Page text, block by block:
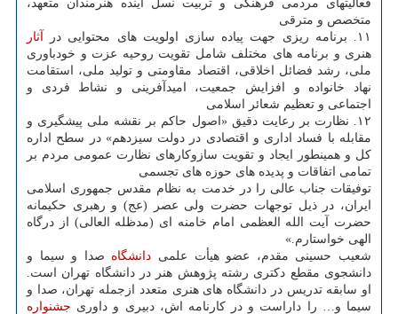
فعالیتهای مردمی فرهنگی و تربیت نسل آینده هنرمندان متعهد،
متخصص و مترقی
۱۱. برنامه ریزی جهت پیاده سازی اولویت های محتوایی در
آثار
هنری و برنامه های مختلف شامل تقویت روحیه عزت و خودباوری
ملی، رشد فضائل اخلاقی، اقتصاد مقاومتی و تولید ملی، استقامت
نهاد خانواده و افزایش جمعیت، امیدآفرینی و نشاط فردی و
اجتماعی و تعظیم شعائر اسلامی
۱۲. نظارت بر رعایت دقیق «اصول حاکم بر نقشه ملی پیشگیری و
مقابله با فساد اداری و اقتصادی در دولت سیزدهم» در سطح اداره
کل و همینطور ایجاد و تقویت سازوکارهای نظارت عمومی مردم بر
تمامی اتفاقات و پدیده های حوزه های تجسمی
توفیقات جناب عالی را در خدمت به نظام مقدس جمهوری اسلامی
ایران، در ذیل توجهات حضرت ولی عصر (عج) و رهبری حکیمانه
حضرت آیت الله العظمی امام خامنه ای (مدظله العالی) از درگاه
الهی خواستارم.»
شعیب حسینی مقدم، عضو هیأت علمی دانشگاه صدا و سیما و
دانشجوی مقطع دکتری رشته پژوهش هنر در دانشگاه تهران است.
او سابقه تدریس در دانشگاه های هنری متعدد ازجمله تهران، صدا و
سیما و… را داراست و در کارنامه اش، دبیری و داوری جشنواره